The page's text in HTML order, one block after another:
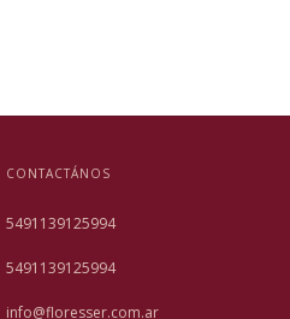
CONTACTÁNOS
5491139125994
5491139125994
info@floresser.com.ar